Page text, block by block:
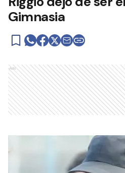
Gimnasia
Ads